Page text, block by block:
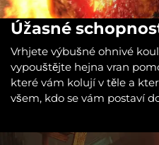
Úžasné
Vrhjete výbušné ohnivé
vypouštějte hejna vran
které vám kolují v těle a
všem, kdo se vám postaví